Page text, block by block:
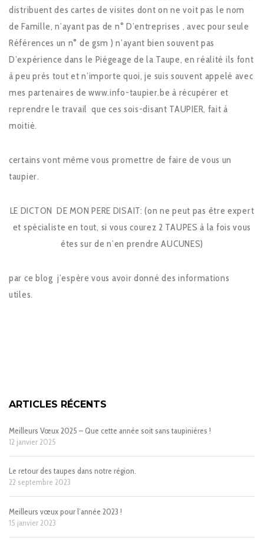
distribuent des cartes de visites dont on ne voit pas le nom
de Famille, n’ayant pas de n° D’entreprises , avec pour seule
Références un n° de gsm ) n’ayant bien souvent pas
D’expérience dans le Piégeage de la Taupe, en réalité ils font
à peu prés tout et n’importe quoi, je suis souvent appelé avec
mes partenaires de www.info-taupier.be à récupérer et
reprendre le travail que ces sois-disant TAUPIER, fait à
moitié.
certains vont même vous promettre de faire de vous un
taupier.
LE DICTON DE MON PERE DISAIT: (on ne peut pas être expert
et spécialiste en tout, si vous courez 2 TAUPES à la fois vous
êtes sur de n’en prendre AUCUNES)
par ce blog j’espère vous avoir donné des informations
utiles.
ARTICLES RÉCENTS
Meilleurs Vœux 2025 – Que cette année soit sans taupinières !
12 janvier 2025
Le retour des taupes dans notre région.
22 septembre 2023
Meilleurs vœux pour l’année 2023 !
15 janvier 2023